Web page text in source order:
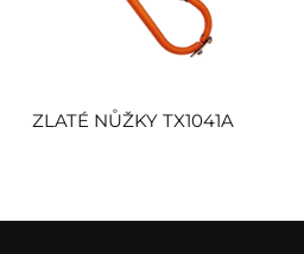
ZLATÉ NŮŽKY TX1041A